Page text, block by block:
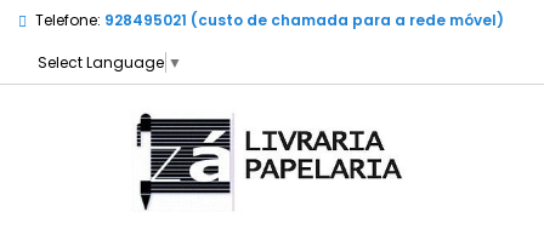
Telefone: 928495021 (custo de chamada para a rede móvel)
Select Language ▼